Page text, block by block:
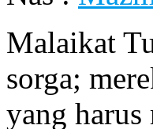
Malaikat
sorga;
yang harus